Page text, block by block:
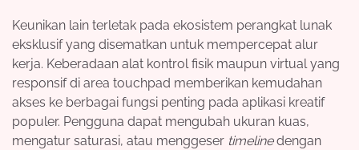
Keunikan lain terletak pada ekosistem perangkat lunak
eksklusif yang disematkan untuk mempercepat alur
kerja. Keberadaan alat kontrol fisik maupun virtual yang
responsif di area touchpad memberikan kemudahan
akses ke berbagai fungsi penting pada aplikasi kreatif
populer. Pengguna dapat mengubah ukuran kuas,
mengatur saturasi, atau menggeser timelinedengan